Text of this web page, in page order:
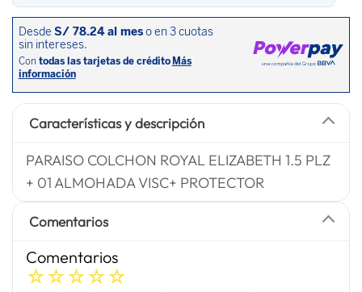
Características y descripción
PARAISO COLCHON ROYAL ELIZABETH 1.5 PLZ
+ 01 ALMOHADA VISC+ PROTECTOR
Comentarios
Comentarios
☆☆☆☆☆